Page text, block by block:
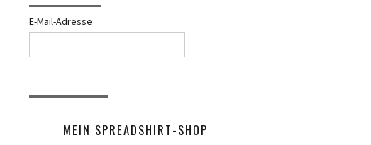
E-Mail-Adresse
MEIN SPREADSHIRT-SHOP